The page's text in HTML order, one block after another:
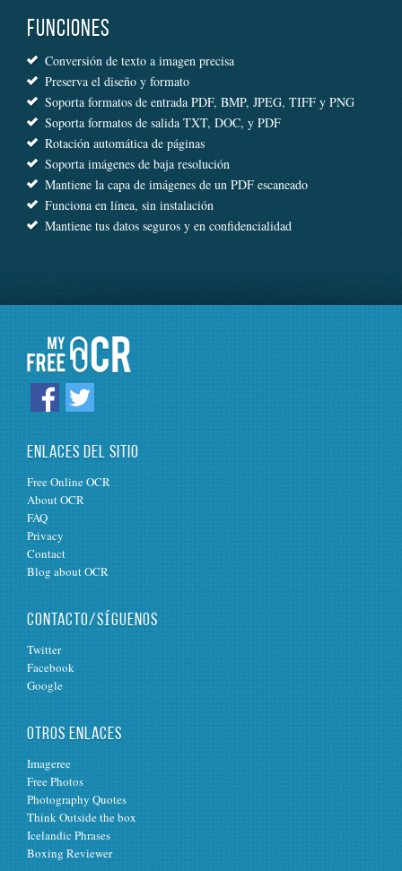
FUNCIONES
Conversión de texto a imagen precisa
Preserva el diseño y formato
Soporta formatos de entrada PDF, BMP, JPEG, TIFF y PNG
Soporta formatos de salida TXT, DOC, y PDF
Rotación automática de páginas
Soporta imágenes de baja resolución
Mantiene la capa de imágenes de un PDF escaneado
Funciona en línea, sin instalación
Mantiene tus datos seguros y en confidencialidad
ENLACES DEL SITIO
Free Online OCR
About OCR
FAQ
Privacy
Contact
Blog about OCR
CONTACTO/SÍGUENOS
Twitter
Facebook
Google
OTROS ENLACES
Imageree
Free Photos
Photography Quotes
Think Outside the box
Icelandic Phrases
Boxing Reviewer